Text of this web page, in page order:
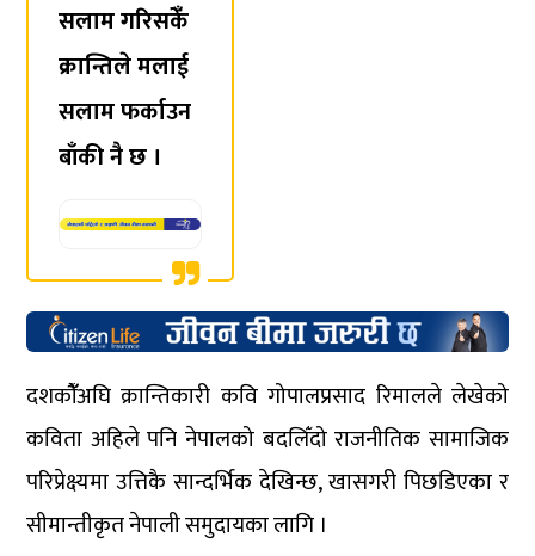
सलाम गरिसकेंँ
क्रान्तिले मलाई
सलाम फर्काउन
बाँकी नै छ ।
दशकौंँअघि क्रान्तिकारी कवि गोपालप्रसाद रिमालले लेखेको
कविता अहिले पनि नेपालको बदलिँंदो राजनीतिक सामाजिक
परिप्रेक्ष्यमा उत्तिकै सान्दर्भिक देखिन्छ, खासगरी पिछडिएका र
सीमान्तीकृत नेपाली समुदायका लागि ।